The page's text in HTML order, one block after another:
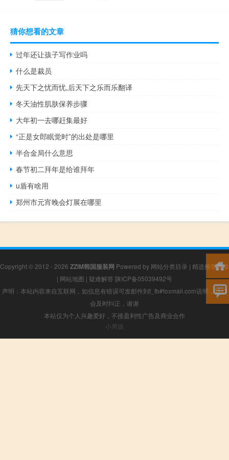
猜你想看的文章
过年还让孩子写作业吗
什么是裁员
先天下之忧而忧,后天下之乐而乐翻译
冬天油性肌肤保养步骤
大年初一去哪赶集最好
“正是女郎眠觉时”的出处是哪里
半合金局什么意思
春节初二拜年是给谁拜年
u盾有啥用
郑州市元宵晚会灯展在哪里
Copyright © 2012 - 2026 ZZIM韩国服装网 Powered by 网站分类目录 | 精选推荐文章
| 网站地图 | 疑难解答 陕ICP备05039492号
声明：本站内容来自互联网，如信息有错误可发邮件到f_fb#foxmail.com说明，我们
会及时纠正，谢谢
本站仅为个人兴趣爱好，不接盈利性广告及商业合作
小男孩